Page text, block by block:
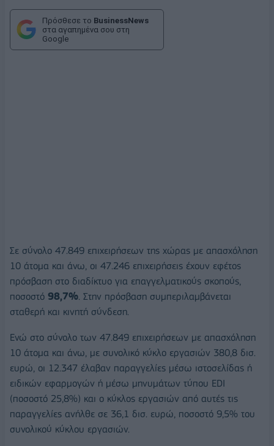
Πρόσθεσε το BusinessNews
στα αγαπημένα σου στη
Google
Σε σύνολο 47.849 επιχειρήσεων της χώρας με απασχόληση
10 άτομα και άνω, οι 47.246 επιχειρήσεις έχουν εφέτος
πρόσβαση στο διαδίκτυο για επαγγελματικούς σκοπούς,
ποσοστό 98,7%. Στην πρόσβαση συμπεριλαμβάνεται
σταθερή και κινητή σύνδεση.
Ενώ στο σύνολο των 47.849 επιχειρήσεων με απασχόληση
10 άτομα και άνω, με συνολικό κύκλο εργασιών 380,8 δισ.
ευρώ, οι 12.347 έλαβαν παραγγελίες μέσω ιστοσελίδας ή
ειδικών εφαρμογών ή μέσω μηνυμάτων τύπου EDI
(ποσοστό 25,8%) και ο κύκλος εργασιών από αυτές τις
παραγγελίες ανήλθε σε 36,1 δισ. ευρώ, ποσοστό 9,5% του
συνολικού κύκλου εργασιών.